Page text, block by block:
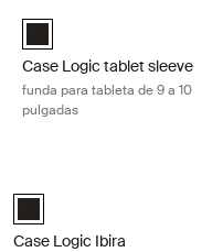
Case Logic 9-10" Tablet
Case Logic tablet sleeve
funda para tableta de 9 a 10
pulgadas
Case Logic Ibira funda para
Case Logic Ibira 10" Tablet
Case Logic Ibira